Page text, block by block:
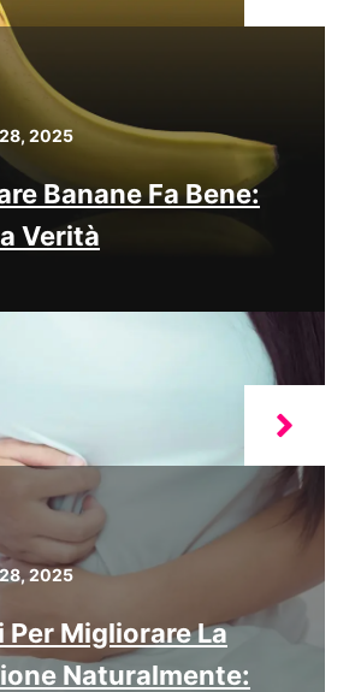
2025
Banane Fa Bene:
Verità
2025
Per Migliorare La
Naturalmente: